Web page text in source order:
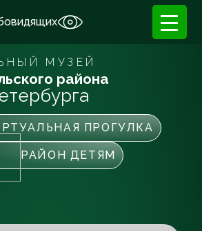
МУЗЕЙ
района
ПРОГУЛКА
РАЙОН ДЕТЯМ